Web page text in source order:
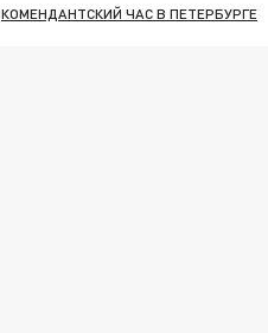
КОМЕНДАНТСКИЙ ЧАС В ПЕТЕРБУРГЕ